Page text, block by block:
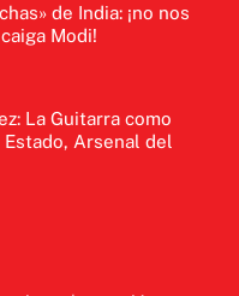
de India: ¡no nos
Modi!
La Guitarra como
Arsenal del